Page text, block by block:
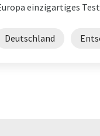
einzigartiges
Deutschland